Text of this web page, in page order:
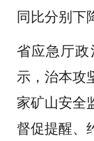
同比分别下
省应急厅
示，治本攻
家矿山安全
督促提醒、